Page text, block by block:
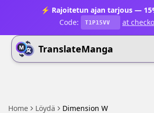
⚡ Rajoitetun ajan tarjous —
Code:
T1P15VV at
TranslateManga
Home Löydä Dimension W